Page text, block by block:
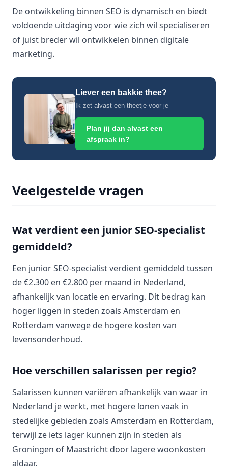
De ontwikkeling binnen SEO is dynamisch en biedt
voldoende uitdaging voor wie zich wil specialiseren
of juist breder wil ontwikkelen binnen digitale
marketing.
Liever een bakkie thee?
Ik zet alvast een theetje voor je
Plan jij dan alvast een
afspraak in?
Veelgestelde vragen
Wat verdient een junior SEO-specialist
gemiddeld?
Een junior SEO-specialist verdient gemiddeld tussen
de €2.300 en €2.800 per maand in Nederland,
afhankelijk van locatie en ervaring. Dit bedrag kan
hoger liggen in steden zoals Amsterdam en
Rotterdam vanwege de hogere kosten van
levensonderhoud.
Hoe verschillen salarissen per regio?
Salarissen kunnen variëren afhankelijk van waar in
Nederland je werkt, met hogere lonen vaak in
stedelijke gebieden zoals Amsterdam en Rotterdam,
terwijl ze iets lager kunnen zijn in steden als
Groningen of Maastricht door lagere woonkosten
aldaar.